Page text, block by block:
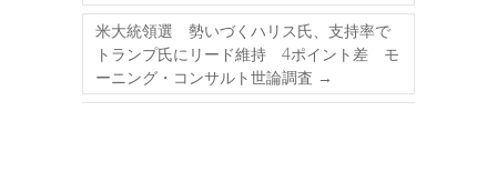
米大統領選 勢いづくハリス氏、支持率で
トランプ氏にリード維持 4ポイント差 モ
ーニング・コンサルト世論調査 →